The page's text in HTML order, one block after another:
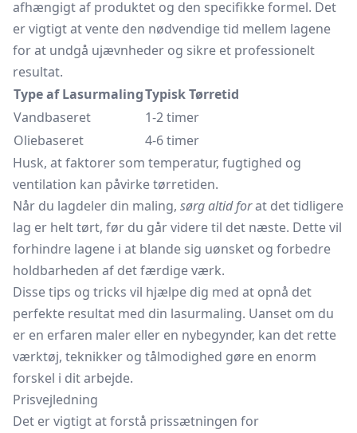
afhængigt af produktet og den specifikke formel. Det
er vigtigt at vente den nødvendige tid mellem lagene
for at undgå ujævnheder og sikre et professionelt
resultat.
Type af LasurmalingTypisk Tørretid
Vandbaseret
1-2 timer
Oliebaseret
4-6 timer
Husk, at faktorer som temperatur, fugtighed og
ventilation kan påvirke tørretiden.
Når du lagdeler din maling, sørg altid forat det tidligere
lag er helt tørt, før du går videre til det næste. Dette vil
forhindre lagene i at blande sig uønsket og forbedre
holdbarheden af det færdige værk.
Disse tips og tricks vil hjælpe dig med at opnå det
perfekte resultat med din lasurmaling. Uanset om du
er en erfaren maler eller en nybegynder, kan det rette
værktøj, teknikker og tålmodighed gøre en enorm
forskel i dit arbejde.
Prisvejledning
Det er vigtigt at forstå prissætningen for